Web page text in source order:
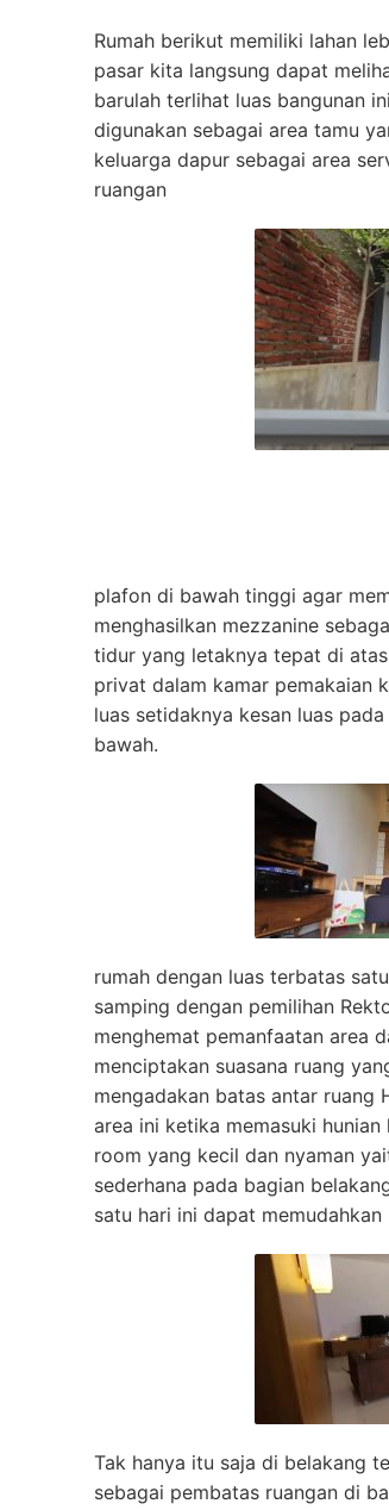
Rumah berikut memiliki lahan
pasar kita langsung dapat
barulah terlihat luas bangunan
digunakan sebagai area tamu
keluarga dapur sebagai area
ruangan
plafon di bawah tinggi agar
menghasilkan mezzanine
tidur yang letaknya tepat di
privat dalam kamar pemakaian
luas setidaknya kesan luas
bawah.
rumah dengan luas terbatas
samping dengan pemilihan
menghemat pemanfaatan area
menciptakan suasana ruang
mengadakan batas antar ruang
area ini ketika memasuki
room yang kecil dan nyaman
sederhana pada bagian
satu hari ini dapat
Tak hanya itu saja di belakang
sebagai pembatas ruangan di